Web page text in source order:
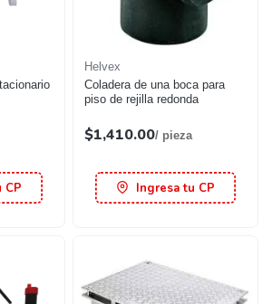
CP
Helvex
Coladera de una boca para
piso de rejilla redonda
$1,410.00/ pieza
Ingresa tu CP